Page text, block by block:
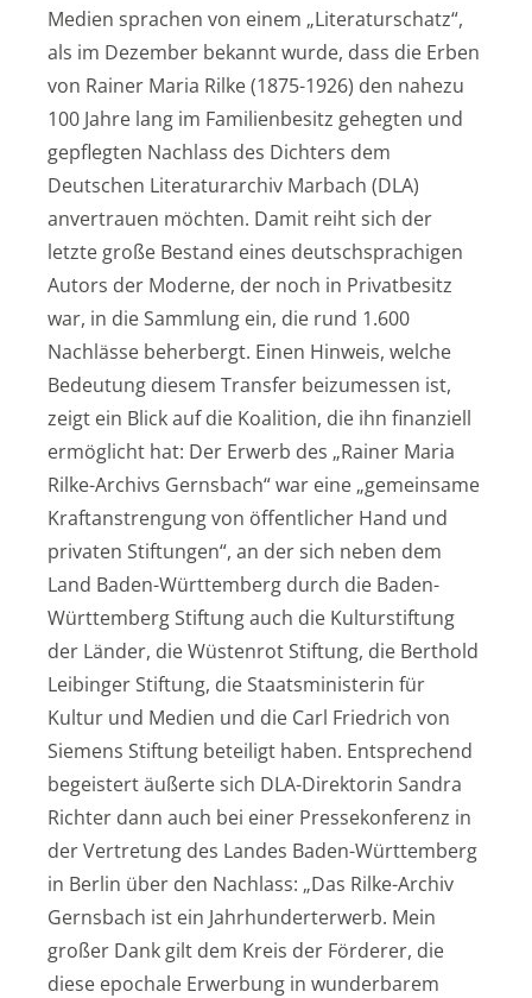
Medien sprachen von einem „Literaturschatz“,
als im Dezember bekannt wurde, dass die Erben
von Rainer Maria Rilke (1875-1926) den nahezu
100 Jahre lang im Familienbesitz gehegten und
gepflegten Nachlass des Dichters dem
Deutschen Literaturarchiv Marbach (DLA)
anvertrauen möchten. Damit reiht sich der
letzte große Bestand eines deutschsprachigen
Autors der Moderne, der noch in Privatbesitz
war, in die Sammlung ein, die rund 1.600
Nachlässe beherbergt. Einen Hinweis, welche
Bedeutung diesem Transfer beizumessen ist,
zeigt ein Blick auf die Koalition, die ihn finanziell
ermöglicht hat: Der Erwerb des „Rainer Maria
Rilke-Archivs Gernsbach“ war eine „gemeinsame
Kraftanstrengung von öffentlicher Hand und
privaten Stiftungen“, an der sich neben dem
Land Baden-Württemberg durch die Baden-
Württemberg Stiftung auch die Kulturstiftung
der Länder, die Wüstenrot Stiftung, die Berthold
Leibinger Stiftung, die Staatsministerin für
Kultur und Medien und die Carl Friedrich von
Siemens Stiftung beteiligt haben. Entsprechend
begeistert äußerte sich DLA-Direktorin Sandra
Richter dann auch bei einer Pressekonferenz in
der Vertretung des Landes Baden-Württemberg
in Berlin über den Nachlass: „Das Rilke-Archiv
Gernsbach ist ein Jahrhunderterwerb. Mein
großer Dank gilt dem Kreis der Förderer, die
diese epochale Erwerbung in wunderbarem